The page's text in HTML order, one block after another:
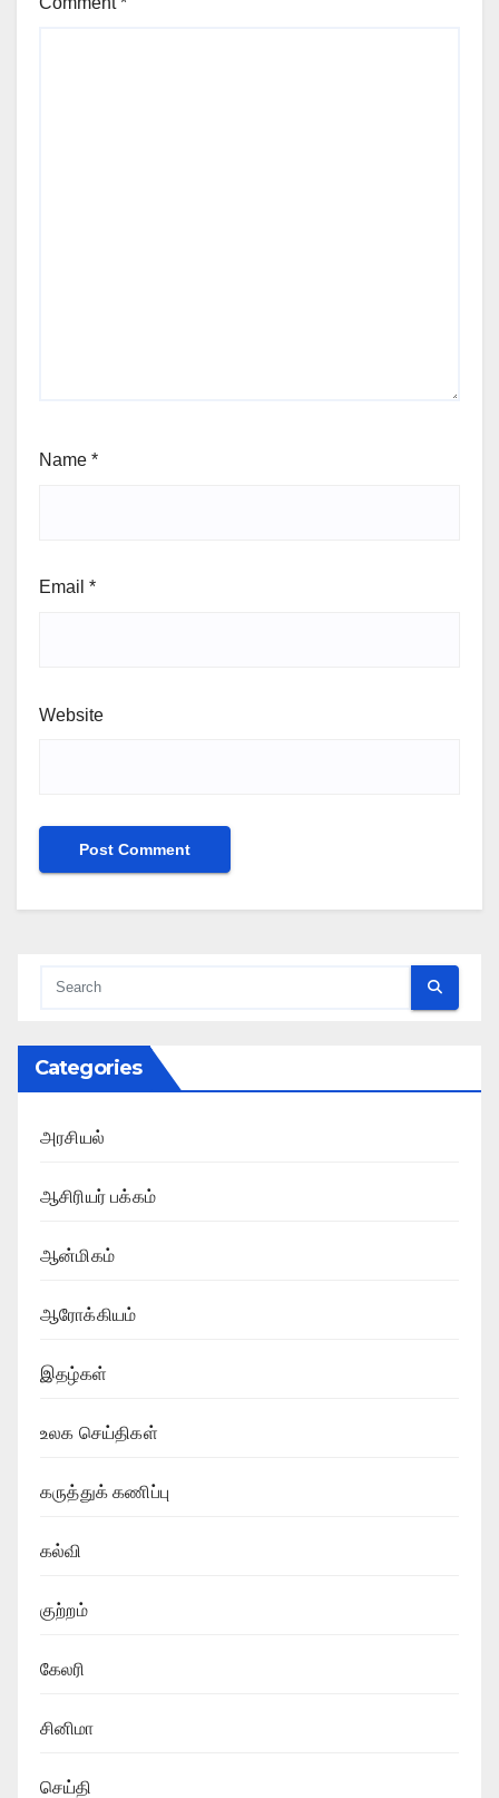
Name *
Email *
Website
Categories
அரசியல்
ஆசிரியர் பக்கம்
ஆன்மிகம்
ஆரோக்கியம்
இதழ்கள்
உலக செய்திகள்
கருத்துக் கணிப்பு
கல்வி
குற்றம்
கேலரி
சினிமா
செய்தி